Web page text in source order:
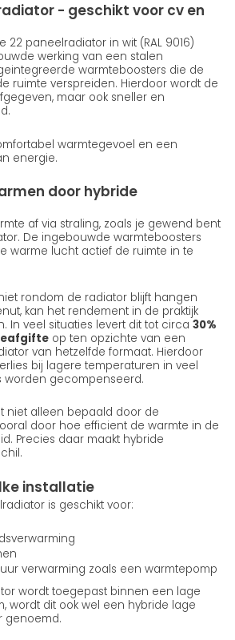
- geschikt voor cv en
22 paneelradiator in wit (RAL 9016)
werking van een stalen
warmteboosters die de
ruimte verspreiden. Hierdoor wordt de
maar ook sneller en
warmtegevoel en een
energie.
door hybride
af via straling, zoals je gewend bent
De ingebouwde warmteboosters
warme lucht actief de ruimte in te
rondom de radiator blijft hangen
kan het rendement in de praktijk
In veel situaties levert dit tot circa 30%
op ten opzichte van een
van hetzelfde formaat. Hierdoor
bij lagere temperaturen in veel
worden gecompenseerd.
niet alleen bepaald door de
door hoe efficient de warmte in de
Precies daar maakt hybride
installatie
is geschikt voor:
verwarming zoals een warmtepomp
wordt toegepast binnen een lage
wordt dit ook wel een hybride lage
genoemd.